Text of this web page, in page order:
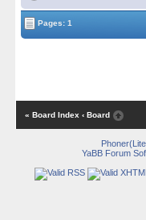
Pages: 1
« Board Index ‹ Board
YaBB Forum